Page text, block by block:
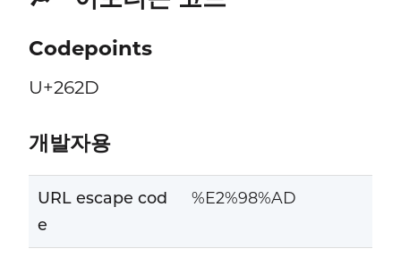
Codepoints
U+262D
개발자용
URL escape cod
e
%E2%98%AD